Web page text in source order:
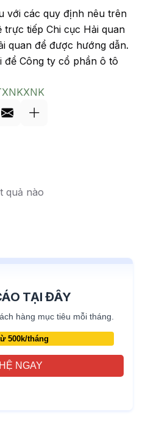
với các quy định nêu trên
tiếp Chi cục Hải quan
quan để được hướng dẫn.
để Công ty cổ phần ô tô
XNK
quả nào
TẠI ĐÂY
hàng mục tiêu mỗi tháng.
500k/tháng
NGAY